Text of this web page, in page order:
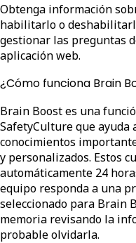
Obtenga información
habilitarlo o
gestionar las preguntas
aplicación web.
¿Cómo funciona Brain
Brain Boost es una
SafetyCulture que ayuda
conocimientos
y personalizados. Estos
automáticamente 24
equipo responda a una
seleccionado para Brain
memoria revisando la
probable olvidarla.